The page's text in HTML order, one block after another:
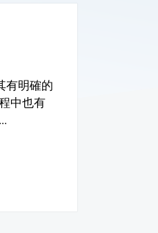
有明確的
中也有